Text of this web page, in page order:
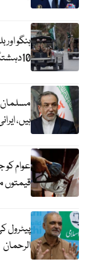
ہنگو
10دہشتگرد ہلاک ، کیپٹن شہید
مسلمان
ہیں،
عوام کو
الرحمان